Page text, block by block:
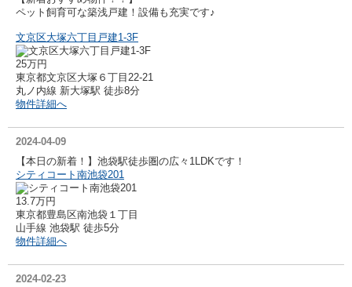
ペット飼育可な築浅戸建！設備も充実です♪
文京区大塚六丁目戸建1-3F
25万円
東京都文京区大塚６丁目22-21
丸ノ内線 新大塚駅 徒歩8分
物件詳細へ
2024-04-09
【本日の新着！】池袋駅徒歩圏の広々1LDKです！
シティコート南池袋201
13.7万円
東京都豊島区南池袋１丁目
山手線 池袋駅 徒歩5分
物件詳細へ
2024-02-23